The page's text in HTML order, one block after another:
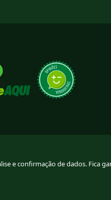
e confirmação de dados. Fica